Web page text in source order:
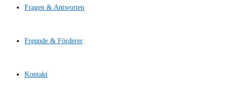
Fragen & Antworten
Freunde & Förderer
Kontakt